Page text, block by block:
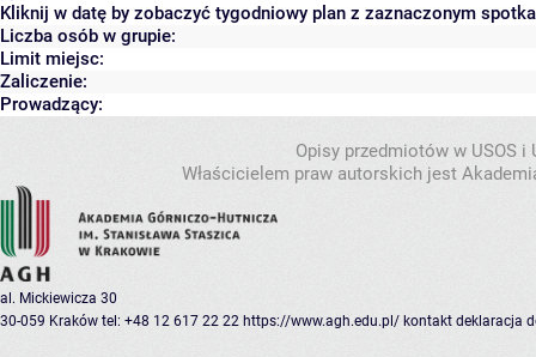
Kliknij w datę by zobaczyć tygodniowy plan z zaznaczonym
Liczba osób w grupie:
Limit miejsc:
Zaliczenie:
Prowadzący:
Opisy przedmiotów w USOS
Właścicielem praw autorskich jest
al. Mickiewicza 30
30-059 Kraków tel: +48 12 617 22 22 https://www.agh.edu.pl/ kontakt deklaracja